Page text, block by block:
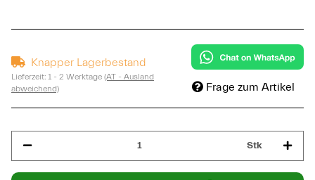
Knapper Lagerbestand
Lieferzeit: 1 - 2 Werktage (AT - Ausland
abweichend)
Frage zum Artikel
Stk